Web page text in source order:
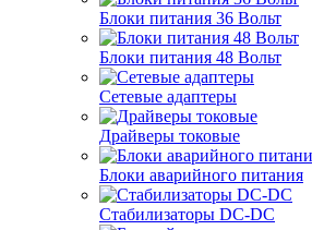
Блоки питания 36 Вольт
Блоки питания 48 Вольт
Сетевые адаптеры
Драйверы токовые
Блоки аварийного питания
Стабилизаторы DC-DC